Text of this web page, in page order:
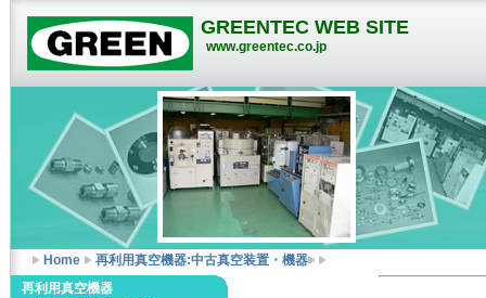
GREENTEC WEB SITE
www.greentec.co.jp
Home 再利用真空機器:中古真空装置・機器
再利用真空機器